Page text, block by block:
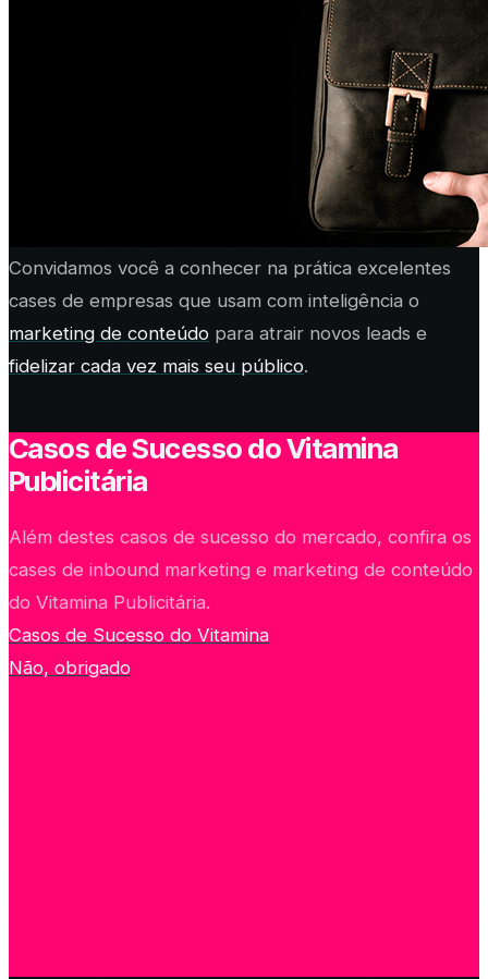
Convidamos você a conhecer na prática excelentes
cases de empresas que usam com inteligência o
marketing de conteúdo para atrair novos leads e
fidelizar cada vez mais seu público.
Casos de Sucesso do Vitamina
Publicitária
Além destes casos de sucesso do mercado, confira os
cases de inbound marketing e marketing de conteúdo
do Vitamina Publicitária.
Casos de Sucesso do Vitamina
Não, obrigado